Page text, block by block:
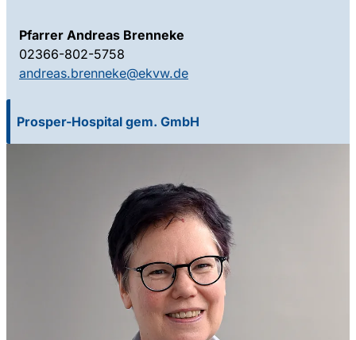
Pfarrer Andreas Brenneke
02366-802-5758
andreas.brenneke@ekvw.de
Prosper-Hospital gem. GmbH